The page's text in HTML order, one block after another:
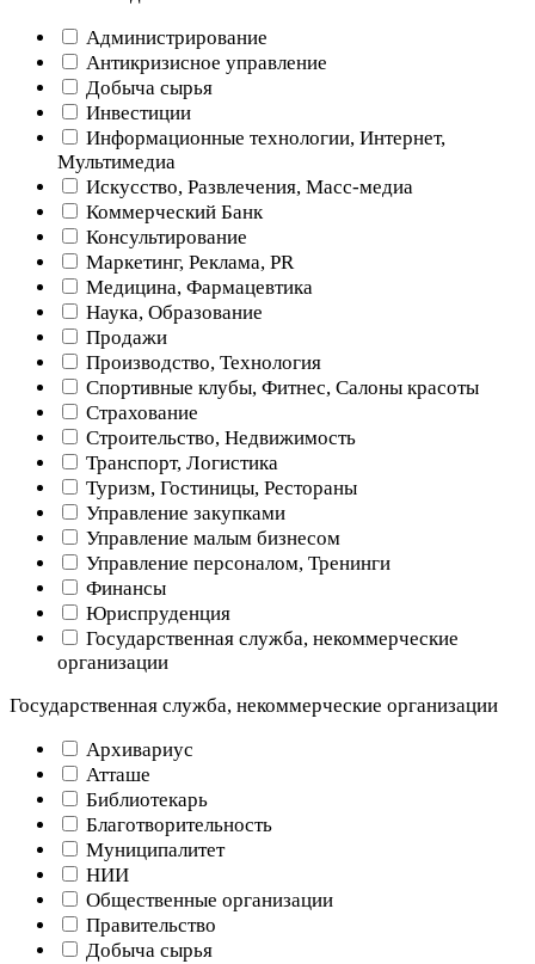
Администрирование
Антикризисное управление
Добыча cырья
Инвестиции
Информационные технологии, Интернет,
Мультимедиа
Искусство, Развлечения, Масс-медиа
Коммерческий Банк
Консультирование
Маркетинг, Реклама, PR
Медицина, Фармацевтика
Наука, Образование
Продажи
Производство, Технология
Спортивные клубы, Фитнес, Салоны красоты
Страхование
Строительство, Недвижимость
Транспорт, Логистика
Туризм, Гостиницы, Рестораны
Управление закупками
Управление малым бизнесом
Управление персоналом, Тренинги
Финансы
Юриспруденция
Государственная служба, некоммерческие
организации
Государственная служба, некоммерческие организации
Архивариус
Атташе
Библиотекарь
Благотворительность
Муниципалитет
НИИ
Общественные организации
Правительство
Добыча сырья